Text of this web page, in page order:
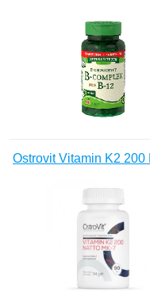
Ostrovit Vitamin K2 200